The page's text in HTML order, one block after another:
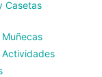
Casetas